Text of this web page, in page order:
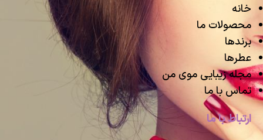
خانه
محصولات ما
برندها
عطرها
مجله زیبایی موی من
تماس با ما
ارتباط با ما